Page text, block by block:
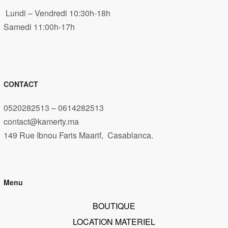
Lundi – Vendredi 10:30h-18h
Samedi 11:00h-17h
CONTACT
0520282513 – 0614282513
contact@kamerty.ma
149 Rue Ibnou Faris Maarif, Casablanca.
Menu
BOUTIQUE
LOCATION MATERIEL